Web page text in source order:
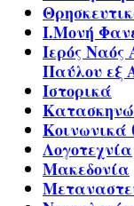
Ι.Μονή
Ιερός Ναός
Παύλου εξ
Ιστορικά
Κοινωνικά
Λογοτεχνία
Μακεδονία